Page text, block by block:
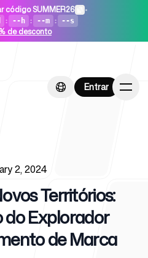
código SUMMER26 •
: --h : --m : --s
de desconto
Entrar
Entrar
2, 2024
Territórios:
Explorador
de Marca